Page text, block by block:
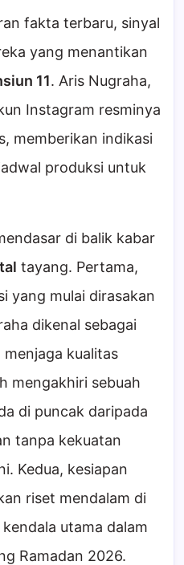
fakta terbaru, sinyal
yang menantikan
11. Aris Nugraha,
Instagram resminya
memberikan indikasi
produksi untuk
di balik kabar
tayang. Pertama,
yang mulai dirasakan
dikenal sebagai
kualitas
mengakhiri sebuah
di puncak daripada
tanpa kekuatan
Kedua, kesiapan
riset mendalam di
utama dalam
Ramadan 2026.